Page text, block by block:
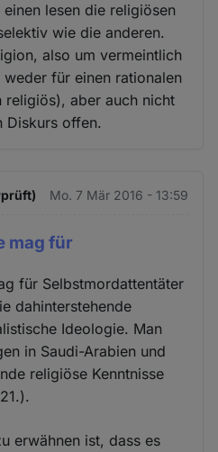
lesen die religiösen
wie die anderen.
also um vermeintlich
für einen rationalen
religiös), aber auch nicht
Diskurs offen.
Mo. 7 Mär 2016 - 13:59
mag für
für Selbstmordattentäter
dahinterstehende
Ideologie. Man
in Saudi-Arabien und
religiöse Kenntnisse
erwähnen ist, dass es